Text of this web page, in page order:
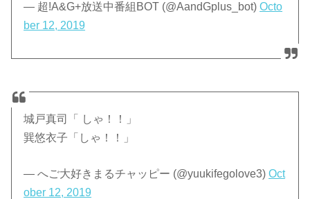
— 超!A&G+放送中番組BOT (@AandGplus_bot)Octo
ber 12, 2019
城戸真司「 しゃ！！」
巽悠衣子「しゃ！！」
— へご大好きまるチャッピー (@yuukifegolove3)Oct
ober 12, 2019